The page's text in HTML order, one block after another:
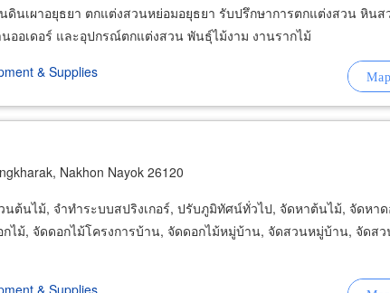
นเผาอยุธยา ตกแต่งสวนหย่อมอยุธยา รับปรึกษาการตกแต่งสวน หินส
นออเดอร์ และอุปกรณ์ตกแต่งสวน พันธุ์ไม้งาม งานรากไม้
& Supplies
Nakhon Nayok 26120
ต้นไม้, จำทำระบบสปริงเกอร์, ปรับภูมิทัศน์ทั่วไป, จัดหาต้นไม้, จัดหาด
ไม้, จัดดอกไม้โครงการบ้าน, จัดดอกไม้หมู่บ้าน, จัดสวนหมู่บ้าน, จัด
& Supplies